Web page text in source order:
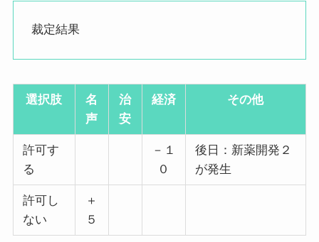
裁定結果
選択肢
名
声
治
安
経済 その他
許可す
る
－１
０
後日：新薬開発２
が発生
許可し
ない
＋
５